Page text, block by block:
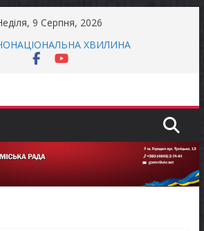
9 Серпня, 2026
ХВИЛИНА
компенсацію за товари, придбані
проводить опитування щодо
права осіб з інвалідністю на працю